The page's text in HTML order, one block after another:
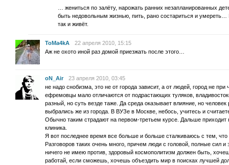
… жениться по залёту, нарожать ранних незапланированных
быть недовольным жизнью, пить, рано состариться и
так и живёт.
ToMa4kA
22 апреля 2010, 15:15
Аж не охото иной раз домой приезжать после этого…
oN_Air
23 апреля 2010, 03:45
не надо снобизма, это не от города зависит, а от людей, город не
ефремовцы мало отличаются от подрастающих туляков,
разный, но суть везде таже. Да среда оказывает влияние, но
выбрались же из города. В ВУЗе в Москве, небось, учитесь и
Обычно таким страдают на первом-третьем курсе. Дальше
клиника.
Я вот последнее время все больше и больше сталкиваюсь с тем,
Разговоров таких очень много, причем люди с головой, полные сил
ничего не имею против, здоровый космополитизм должен быть,
работай, если сможешь, хочешь объездить мир в поисках лучшей